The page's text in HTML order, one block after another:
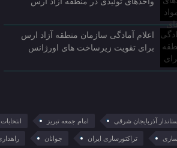
اعلام آمادگی سازمان منطقه آزاد ارس
برای تقویت زیرساخت‌ های اورژانس
آذربایجان شرقی امام جمعه تبریز انتخابات
سازی تراکتورسازی ایران جوانان